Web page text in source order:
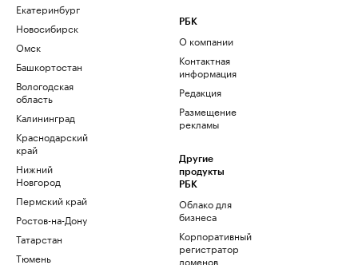
Екатеринбург
Новосибирск
Омск
Башкортостан
Вологодская
область
Калининград
Краснодарский
край
Нижний
Новгород
Пермский край
Ростов-на-Дону
Татарстан
Тюмень
РБК
О компании
Контактная
информация
Редакция
Размещение
рекламы
Другие
продукты
РБК
Облако для
бизнеса
Корпоративный
регистратор
доменов